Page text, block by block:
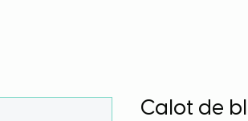
Calot de